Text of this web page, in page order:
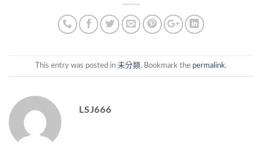
This entry was posted in 未分類. Bookmark the permalink.
LSJ666